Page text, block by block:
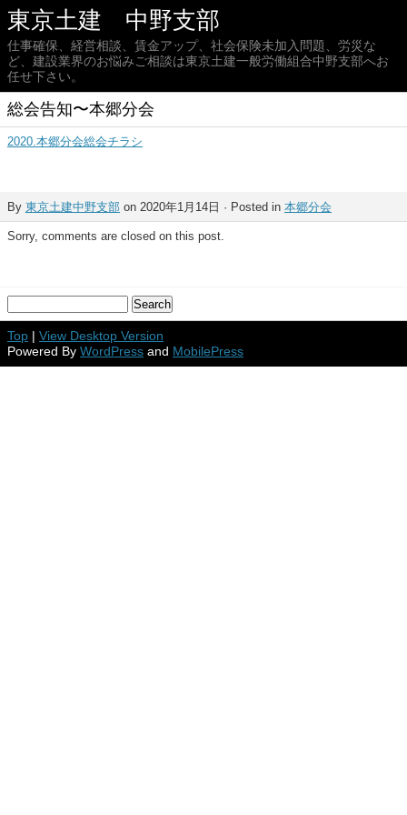
東京土建 中野支部
仕事確保、経営相談、賃金アップ、社会保険未加入問題、労災な
ど、建設業界のお悩みご相談は東京土建一般労働組合中野支部へお
任せ下さい。
総会告知〜本郷分会
2020.本郷分会総会チラシ
By 東京土建中野支部 on 2020年1月14日 · Posted in 本郷分会
Sorry, comments are closed on this post.
Top | View Desktop Version
Powered By WordPress and MobilePress